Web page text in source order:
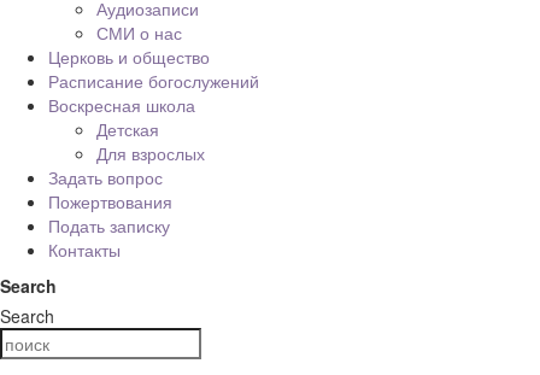
Аудиозаписи
СМИ о нас
Церковь и общество
Расписание богослужений
Воскресная школа
Детская
Для взрослых
Задать вопрос
Пожертвования
Подать записку
Контакты
Search
Search